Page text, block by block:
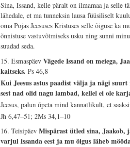
Sina, Issand, kelle päralt on ilmamaa ja selle
lähedale, et ma tunneksin lausa füüsiliselt
oma Pojas Jeesuses Kristuses selle õiguse ka
õnnistuse vastuvõtmiseks usku ning sunni
suudad seda.
15. EsmaspäevVägede Issand on meiega,
kaitseks.Ps 46,8
Kui Jeesus astus paadist välja ja nägi
sest nad olid nagu lambad, kellel ei ole
Jeesus, palun õpeta mind kannatlikult, et
Jh 6,47–51; 2Ms 34,1–10
16. TeisipäevMispärast ütled sina, Jaakob,
varjul Issanda eest ja mu õigus läheb